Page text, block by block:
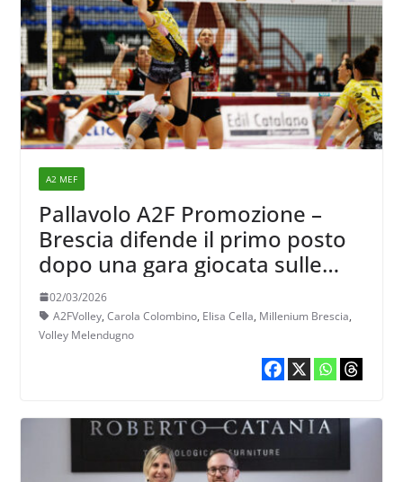
A2 MEF
Pallavolo A2F Promozione –
Brescia difende il primo posto
dopo una gara giocata sulle
montagne russe contro
Melendugno
02/03/2026
A2FVolley, Carola Colombino, Elisa Cella, Millenium Brescia,
Volley Melendugno